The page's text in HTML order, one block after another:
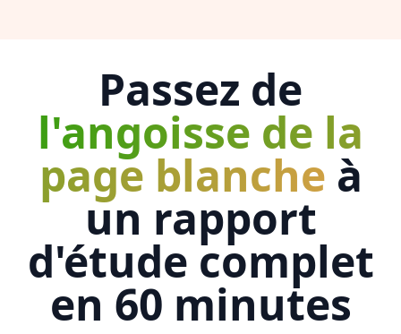
Passez de
l'angoisse de la
page blanche à
un rapport
d'étude complet
en 60 minutes